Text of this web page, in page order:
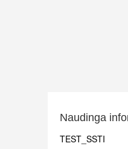
Naudinga
TEST_SSTI